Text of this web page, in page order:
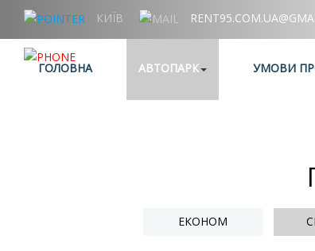
КИЇВ
ГОЛОВНА
АВТОПАРК УМОВИ
ЕКОНОМ